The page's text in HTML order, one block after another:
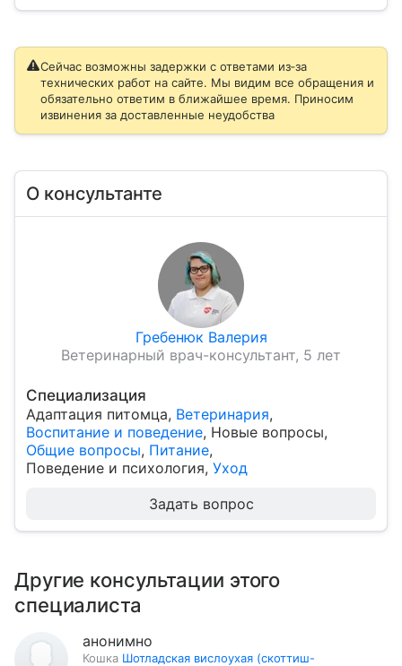
Сейчас возможны задержки с ответами из‑за
технических работ на сайте. Мы видим все обращения и
обязательно ответим в ближайшее время. Приносим
извинения за доставленные неудобства
О консультанте
Гребенюк Валерия
Ветеринарный врач-консультант, 5 лет
Специализация
Адаптация питомца, Ветеринария,
Воспитание и поведение, Новые вопросы,
Общие вопросы, Питание,
Поведение и психология, Уход
Задать вопрос
Другие консультации этого
специалиста
анонимно
Кошка Шотладская вислоухая (скоттиш-